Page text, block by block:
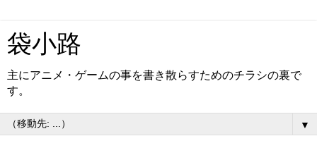
袋小路
主にアニメ・ゲームの事を書き散らすためのチラシの裏で
す。
▼